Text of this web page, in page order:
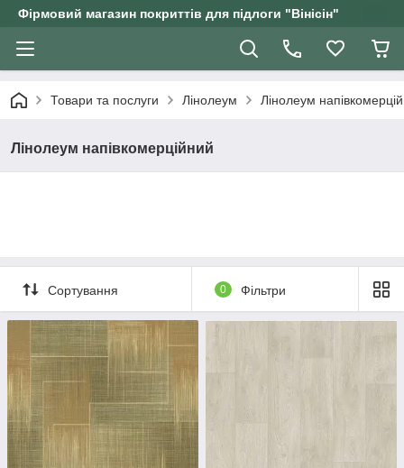
Фірмовий магазин покриттів для підлоги "Вінісін"
Товари та послуги Лінолеум Лінолеум
Лінолеум напівкомерційний
Сортування 0 Фільтри